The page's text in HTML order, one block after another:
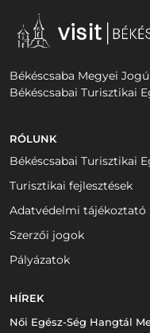
Békéscsaba Megyei
Békéscsabai Turisztikai
RÓLUNK
Békéscsabai Turisztikai
Turisztikai fejlesztések
Adatvédelmi tájékoztató
Szerzői jogok
Pályázatok
HÍREK
Női Egész-Ség Hangtál